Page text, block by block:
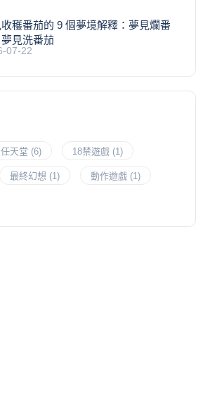
穫番茄的 9 個夢境解釋：夢見爛番
見洗番茄
07-22
任天堂 (6) 18禁遊戲 (1)
最終幻想 (1) 動作遊戲 (1)